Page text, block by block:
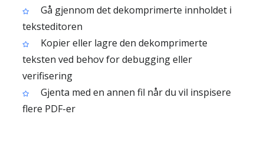
Gå gjennom det dekomprimerte innholdet i
teksteditoren
Kopier eller lagre den dekomprimerte
teksten ved behov for debugging eller
verifisering
Gjenta med en annen fil når du vil inspisere
flere PDF-er